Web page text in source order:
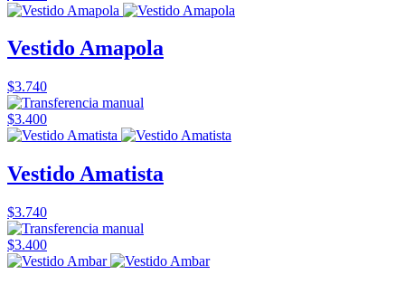
Vestido Amapola
$3.740
$3.400
Vestido Amatista
$3.740
$3.400